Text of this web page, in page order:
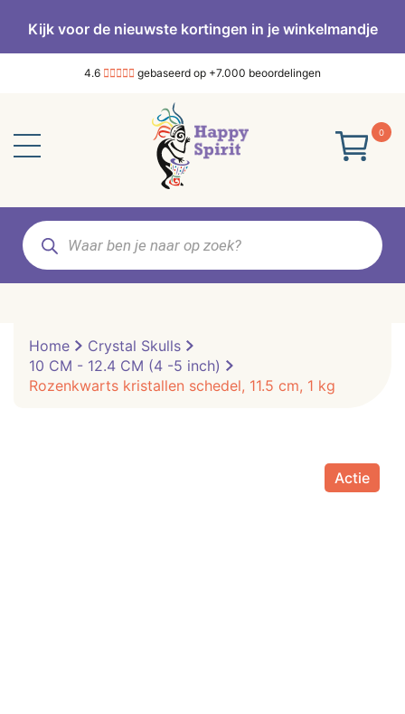
Kijk voor de nieuwste kortingen in je winkelmandje
4.6 gebaseerd op +7.000 beoordelingen
0
Producten
zoeken
Home
Crystal Skulls
10 CM - 12.4 CM (4 -5 inch)
Rozenkwarts kristallen schedel, 11.5 cm, 1 kg
Actie